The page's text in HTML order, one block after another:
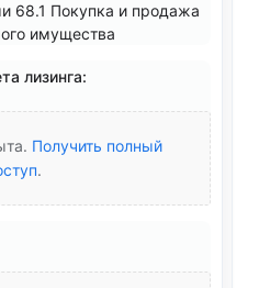
68.1 Покупка и продажа
имущества
лизинга:
Получить полный
.